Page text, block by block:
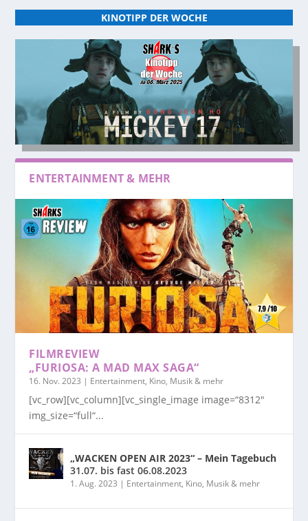
KINOTIPP DER WOCHE
ENTERTAINMENT & MEHR
FILMREVIEW
„FURIOSA: A MAD MAX SAGA“
16. Nov. 2023 | Entertainment, Kino, Musik & mehr
[vc_row][vc_column][vc_single_image image=“8312″
img_size=“full“...
„WACKEN OPEN AIR 2023“ – Mein Tagebuch
31.07. bis fast 06.08.2023
1. Aug. 2023 | Entertainment, Kino, Musik & mehr